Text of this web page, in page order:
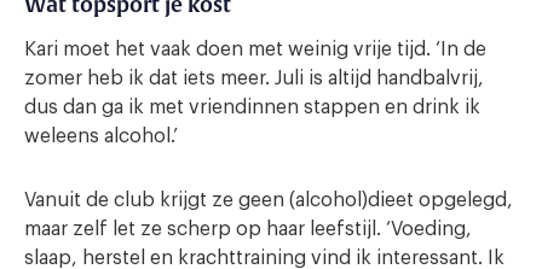
Kari moet het vaak doen met weinig vrije tijd. ‘In de
zomer heb ik dat iets meer. Juli is altijd handbalvrij,
dus dan ga ik met vriendinnen stappen en drink ik
weleens alcohol.’
Vanuit de club krijgt ze geen (alcohol)dieet opgelegd,
maar zelf let ze scherp op haar leefstijl. ‘Voeding,
slaap, herstel en krachttraining vind ik interessant. Ik